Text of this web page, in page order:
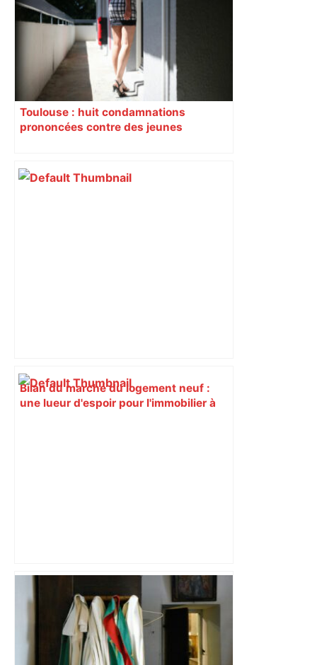
dynamique qui nous oblige à la
responsabilité" – Franceinfo
Toulouse : huit condamnations
prononcées contre des jeunes
Bilan du marché du logement neuf :
une lueur d'espoir pour l'immobilier à
Près de Toulouse : dans cette zone
économique, un axe majeur va être
fermé en fin de soirée, voici les
déviations – Actu.fr